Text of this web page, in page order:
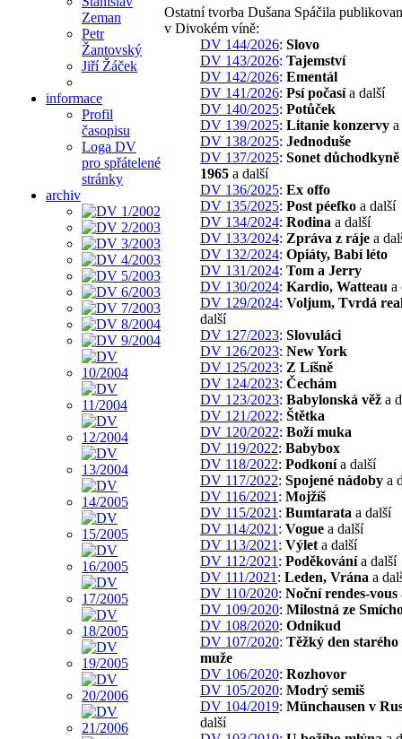
Zeman
Petr
Žantovský
Jiří Žáček
informace
Profil
časopisu
Loga DV
pro spřátelené
stránky
archiv
Ostatní tvorba Dušana Spáčila
v Divokém víně:
DV 144/2026: Slovo
DV 143/2026: Tajemství
DV 142/2026: Ementál
DV 141/2026: Psí počasía další
DV 140/2025: Potůček
DV 139/2025: Litanie konzervy
DV 138/2025: Jednoduše
DV 137/2025: Sonet
1965 a další
DV 136/2025: Ex offo
DV 135/2025: Post péefko a další
DV 134/2024: Rodina a další
DV 133/2024: Zpráva z ráje a
DV 132/2024: Opiáty, Babí léto
DV 131/2024: Tom a Jerry
DV 130/2024: Kardio, Watteau a
DV 129/2024: Voljum, Tvrdá
další
DV 127/2023: Slovuláci
DV 126/2023: New York
DV 125/2023: Z Líšně
DV 124/2023: Čechám
DV 123/2023: Babylonská věž a
DV 121/2022: Štětka
DV 120/2022: Boží muka
DV 119/2022: Babybox
DV 118/2022: Podkonía další
DV 117/2022: Spojené nádoby a
DV 116/2021 : Mojžíš
DV 115/2021 : Bumtarata a další
DV 114/2021 : Vogue a další
DV 113/2021 : Výlet a další
DV 112/2021 : Poděkovánía další
DV 111/2021 : Leden, Vrána a
DV 110/2020: Noční rendes-vous
DV 109/2020: Milostná ze
DV 108/2020: Odnikud
DV 107/2020: Těžký den starého
muže
DV 106/2020: Rozhovor
DV 105/2020: Modrý semiš
DV 104/2019: Münchausen v
další